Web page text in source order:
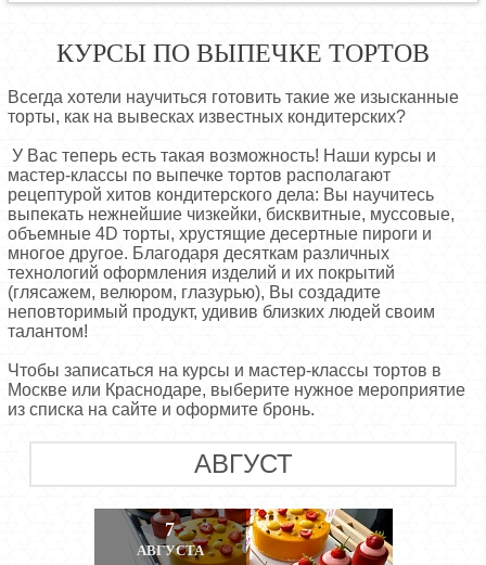
КУРСЫ ПО ВЫПЕЧКЕ ТОРТОВ
Всегда хотели научиться готовить такие же изысканные
торты, как на вывесках известных кондитерских?
У Вас теперь есть такая возможность! Наши курсы и
мастер-классы по выпечке тортов располагают
рецептурой хитов кондитерского дела: Вы научитесь
выпекать нежнейшие чизкейки, бисквитные, муссовые,
объемные 4D торты, хрустящие десертные пироги и
многое другое. Благодаря десяткам различных
технологий оформления изделий и их покрытий
(глясажем, велюром, глазурью), Вы создадите
неповторимый продукт, удивив близких людей своим
талантом!
Чтобы записаться на курсы и мастер-классы тортов в
Москве или Краснодаре, выберите нужное мероприятие
из списка на сайте и оформите бронь.
АВГУСТ
7
АВГУСТА